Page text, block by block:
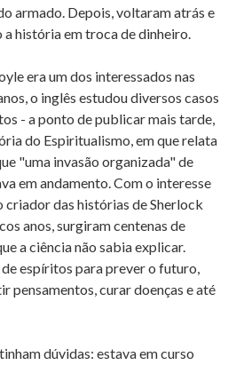
armado. Depois, voltaram atrás e
história em troca de dinheiro.
era um dos interessados nas
o inglês estudou diversos casos
- a ponto de publicar mais tarde,
do Espiritualismo, em que relata
"uma invasão organizada" de
em andamento. Com o interesse
criador das histórias de Sherlock
anos, surgiram centenas de
a ciência não sabia explicar.
espíritos para prever o futuro,
pensamentos, curar doenças e até
dúvidas: estava em curso